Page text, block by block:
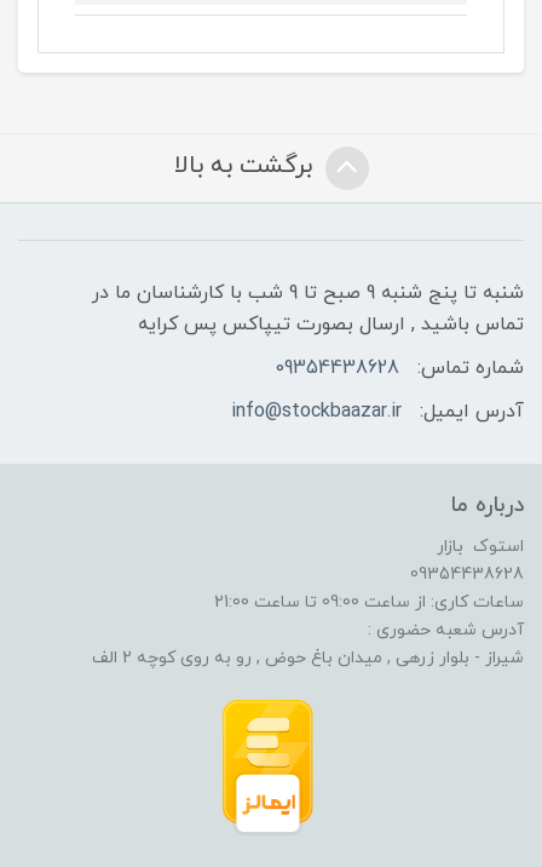
برگشت به بالا
شنبه تا پنج شنبه 9 صبح تا 9 شب با کارشناسان ما در
تماس باشید , ارسال بصورت تیپاکس پس کرایه
شماره تماس:
09354438628
آدرس ایمیل:
info@stockbaazar.ir
درباره ما
استوک بازار
09354438628
ساعات کاری: از ساعت 09:00 تا ساعت 21:00
آدرس شعبه حضوری :
شیراز - بلوار زرهی , میدان باغ حوض , رو به روی کوچه 2 الف